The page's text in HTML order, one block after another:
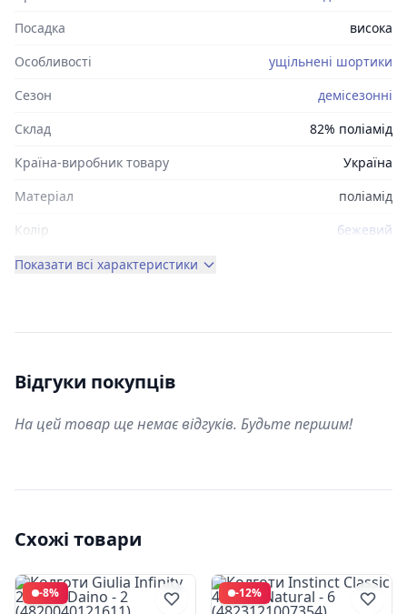
Посадка
висока
Особливості
ущільнені шортики
Сезон
демісезонні
Склад
82% поліамід
Країна-виробник товару
Україна
Матеріал
поліамід
Колір
бежевий
Показати всі характеристики
Відгуки покупців
На цей товар ще немає відгуків. Будьте першим!
Схожі товари
-8% -12%